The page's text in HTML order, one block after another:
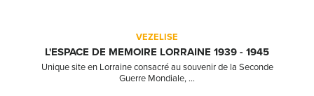
VEZELISE
L'ESPACE DE MEMOIRE LORRAINE 1939 - 1945
Unique site en Lorraine consacré au souvenir de la Seconde
Guerre Mondiale, ...